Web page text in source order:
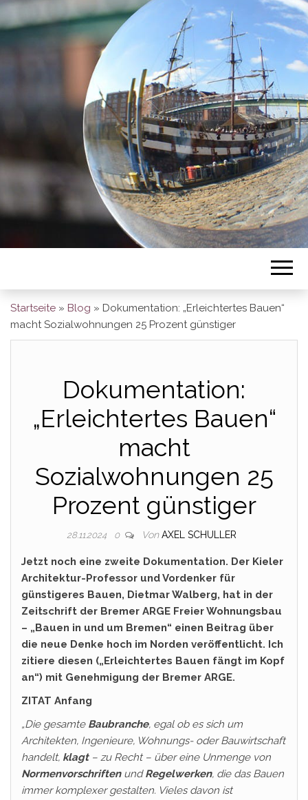
BREMEN SO
GESEHEN
Startseite » Blog » Dokumentation: „Erleichtertes Bauen“
macht Sozialwohnungen 25 Prozent günstiger
Dokumentation:
„Erleichtertes Bauen“
macht
Sozialwohnungen 25
Prozent günstiger
28.11.2024 0 Von AXEL SCHULLER
Jetzt noch eine zweite Dokumentation. Der Kieler
Architektur-Professor und Vordenker für
günstigeres Bauen, Dietmar Walberg, hat in der
Zeitschrift der Bremer ARGE Freier Wohnungsbau
– „Bauen in und um Bremen“ einen Beitrag über
die neue Denke hoch im Norden veröffentlicht. Ich
zitiere diesen („Erleichtertes Bauen fängt im Kopf
an“) mit Genehmigung der Bremer ARGE.
ZITAT Anfang
„Die gesamte Baubranche, egal ob es sich um
Architekten, Ingenieure, Wohnungs- oder Bauwirtschaft
handelt, klagt– zu Recht – über eine Unmenge von
NormenvorschriftenundRegelwerken, die das Bauen
immer komplexer gestalten. Vieles davon ist